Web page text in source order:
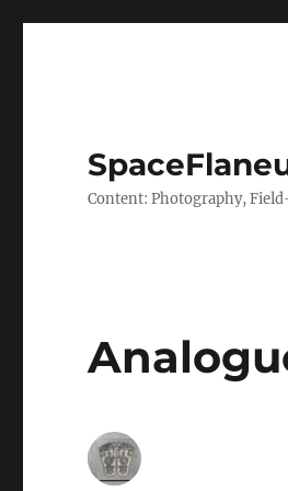
Content: Photography,